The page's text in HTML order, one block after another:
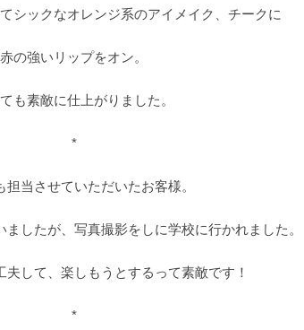
シックなオレンジ系のアイメイク、チークに
赤の強いリップをオン。
も素敵に仕上がりました。
*
担当させていただいたお客様。
したが、写真撮影をしに学校に行かれました。
夫して、楽しもうとするって素敵です！
*